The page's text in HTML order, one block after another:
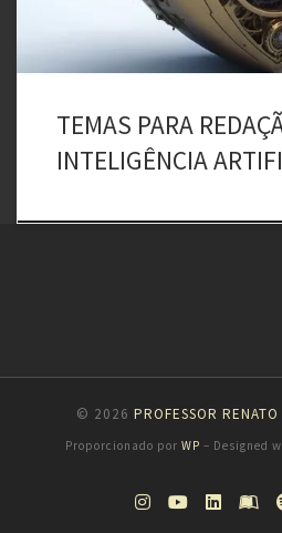
TEMAS PARA
INTELIGÊNCIA
© 2026 PROFESSOR RENATO
Proporcionado por WP – Designed